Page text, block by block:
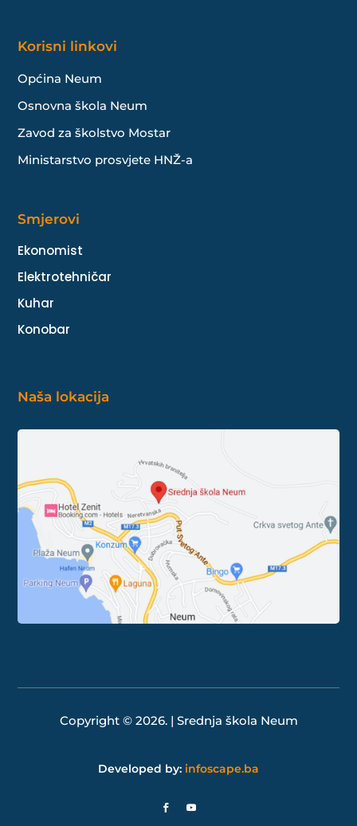
Korisni linkovi
Općina Neum
Osnovna škola Neum
Zavod za školstvo Mostar
Ministarstvo prosvjete HNŽ-a
Smjerovi
Ekonomist
Elektrotehničar
Kuhar
Konobar
Naša lokacija
Copyright © 2026. | Srednja škola Neum
Developed by: infoscape.ba